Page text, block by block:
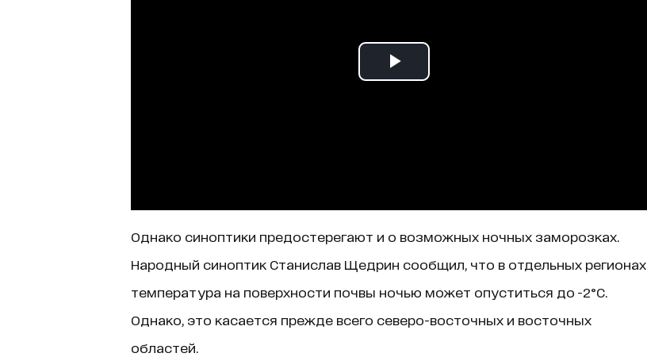
Однако синоптики предостерегают и о возможных ночных заморозках.
Народный синоптик Станислав Щедрин сообщил, что в отдельных регионах
температура на поверхности почвы ночью может опуститься до -2°C.
Однако, это касается прежде всего северо-восточных и восточных
областей.